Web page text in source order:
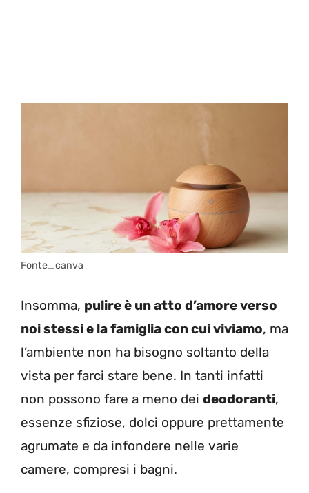
Fonte_canva
Insomma, pulire è un atto d’amore verso
noi stessi e la famiglia con cui viviamo, ma
l’ambiente non ha bisogno soltanto della
vista per farci stare bene. In tanti infatti
non possono fare a meno dei deodoranti,
essenze sfiziose, dolci oppure prettamente
agrumate e da infondere nelle varie
camere, compresi i bagni.